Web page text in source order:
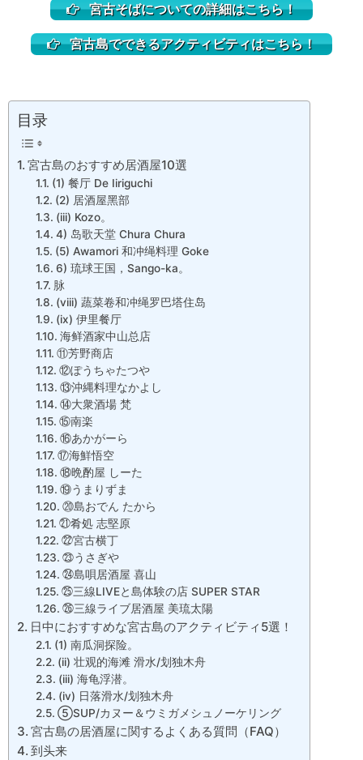
宮古そばについての詳細はこちら！
宮古島でできるアクティビティはこちら！
目录
宮古島のおすすめ居酒屋10選
(1) 餐厅 De Iiriguchi
(2) 居酒屋黑部
(iii) Kozo。
4) 岛歌天堂 Chura Chura
(5) Awamori 和冲绳料理 Goke
6) 琉球王国，Sango-ka。
脉
(viii) 蔬菜卷和冲绳罗巴塔住岛
(ix) 伊里餐厅
海鲜酒家中山总店
⑪芳野商店
⑫ぽうちゃたつや
⑬沖縄料理なかよし
⑭大衆酒場 梵
⑮南楽
⑯あかがーら
⑰海鮮悟空
⑱晩酌屋 しーた
⑲うまりずま
⑳島おでん たから
㉑肴処 志堅原
㉒宮古横丁
㉓うさぎや
㉔島唄居酒屋 喜山
㉕三線LIVEと島体験の店 SUPER STAR
㉖三線ライブ居酒屋 美琉太陽
日中におすすめな宮古島のアクティビティ5選！
(1) 南瓜洞探险。
(ii) 壮观的海滩 滑水/划独木舟
(iii) 海龟浮潜。
(iv) 日落滑水/划独木舟
⑤SUP/カヌー＆ウミガメシュノーケリング
宮古島の居酒屋に関するよくある質問（FAQ）
到头来